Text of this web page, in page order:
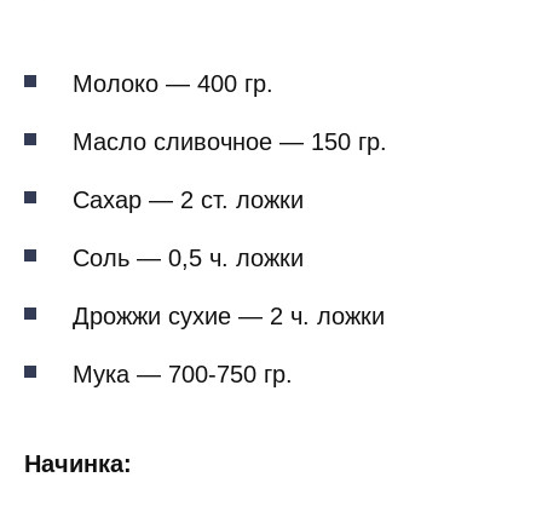
Молоко — 400 гр.
Масло сливочное — 150 гр.
Сахар — 2 ст. ложки
Соль — 0,5 ч. ложки
Дрожжи сухие — 2 ч. ложки
Мука — 700-750 гр.
Начинка: